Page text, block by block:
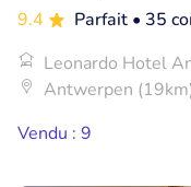
9.4 Parfait • 35
Leonardo Hotel
Antwerpen
Vendu : 9